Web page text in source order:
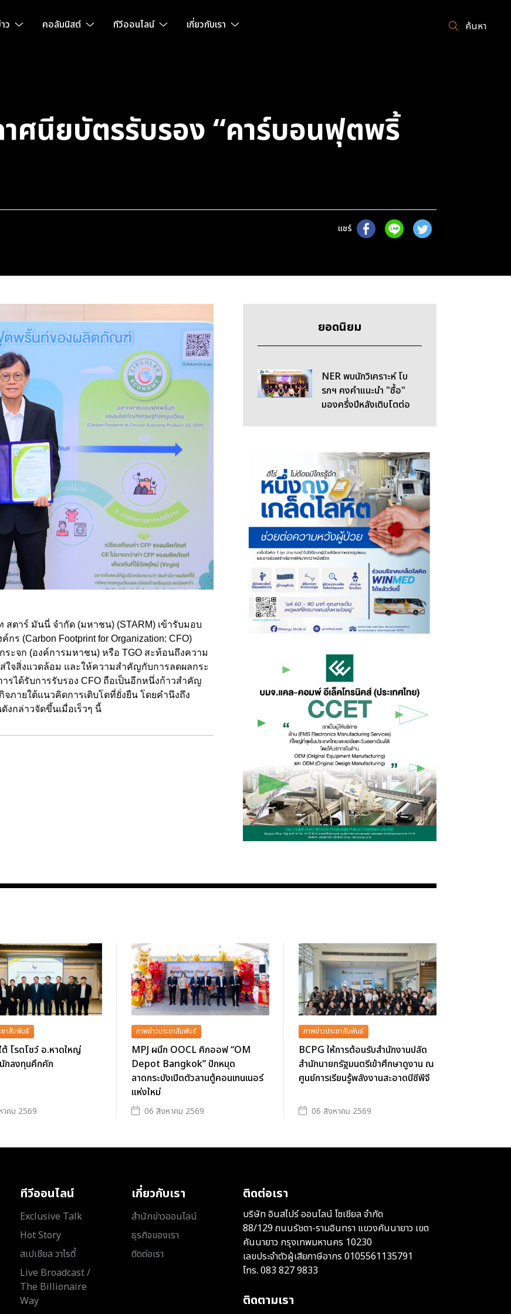
ว คอลัมนิสต์ ทีวีออนไลน์ เกี่ยวกับเรา ค้นหา
าศนียบัตรรับรอง “คาร์บอนฟุตพริ้
แชร์
สตาร์ มันนี่ จำกัด (มหาชน) (STARM) เข้ารับมอบ
กร (Carbon Footprint for Organization: CFO)
ระจก (องค์การมหาชน) หรือ TGO สะท้อนถึงความ
ใจสิ่งแวดล้อม และให้ความสำคัญกับการลดผลกระ
รได้รับการรับรอง CFO ถือเป็นอีกหนึ่งก้าวสำคัญ
ายใต้แนวคิดการเติบโตที่ยั่งยืน โดยคำนึงถึง
งกล่าวจัดขึ้นเมื่อเร็วๆ นี้
ยอดนิยม
NER พบนักวิเคราะห์ โบ
รกฯ คงคำแนะนำ "ซื้อ"
มองครึ่งปีหลังเติบโตต่อ
ชาสัมพันธ์
ต้ โรดโชว์ อ.หาดใหญ่
กลงทุนคึกคัก
คม 2569
ภาพข่าวประชาสัมพันธ์
MPJ ผนึก OOCL คิกออฟ “OM
Depot Bangkok” ปักหมุด
ลาดกระบังเปิดตัวลานตู้คอนเทนเนอร์
แห่งใหม่
06 สิงหาคม 2569
ภาพข่าวประชาสัมพันธ์
BCPG ให้การต้อนรับสำนักงานปลัด
สำนักนายกรัฐมนตรีเข้าศึกษาดูงาน ณ
ศูนย์การเรียนรู้พลังงานสะอาดบีซีพีจี
06 สิงหาคม 2569
ทีวีออนไลน์
Exclusive Talk
Hot Story
สเปเชียล วาไรตี้
Live Broadcast /
The Billionaire
Way
เกี่ยวกับเรา
สำนักข่าวออนไลน์
ธุรกิจของเรา
ติดต่อเรา
ติดต่อเรา
บริษัท อินสไปร์ ออนไลน์ โซเชียล จำกัด
88/129 ถนนรัชดา-รามอินทรา แขวงคันนายาว เขต
คันนายาว กรุงเทพมหานคร 10230
เลขประจำตัวผู้เสียภาษีอากร 0105561135791
โทร. 083 827 9833
ติดตามเรา